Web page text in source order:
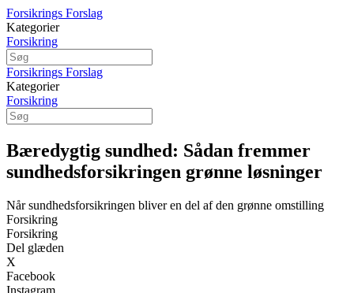
Forsikrings Forslag
Kategorier
Forsikring
Forsikrings Forslag
Kategorier
Forsikring
Bæredygtig sundhed: Sådan fremmer
sundhedsforsikringen grønne løsninger
Når sundhedsforsikringen bliver en del af den grønne omstilling
Forsikring
Forsikring
Del glæden
X
Facebook
Instagram